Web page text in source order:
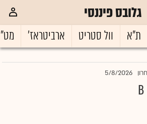
גלובס פיננסי
ת"א וול סטריט ארביטראז'
5/8/2026